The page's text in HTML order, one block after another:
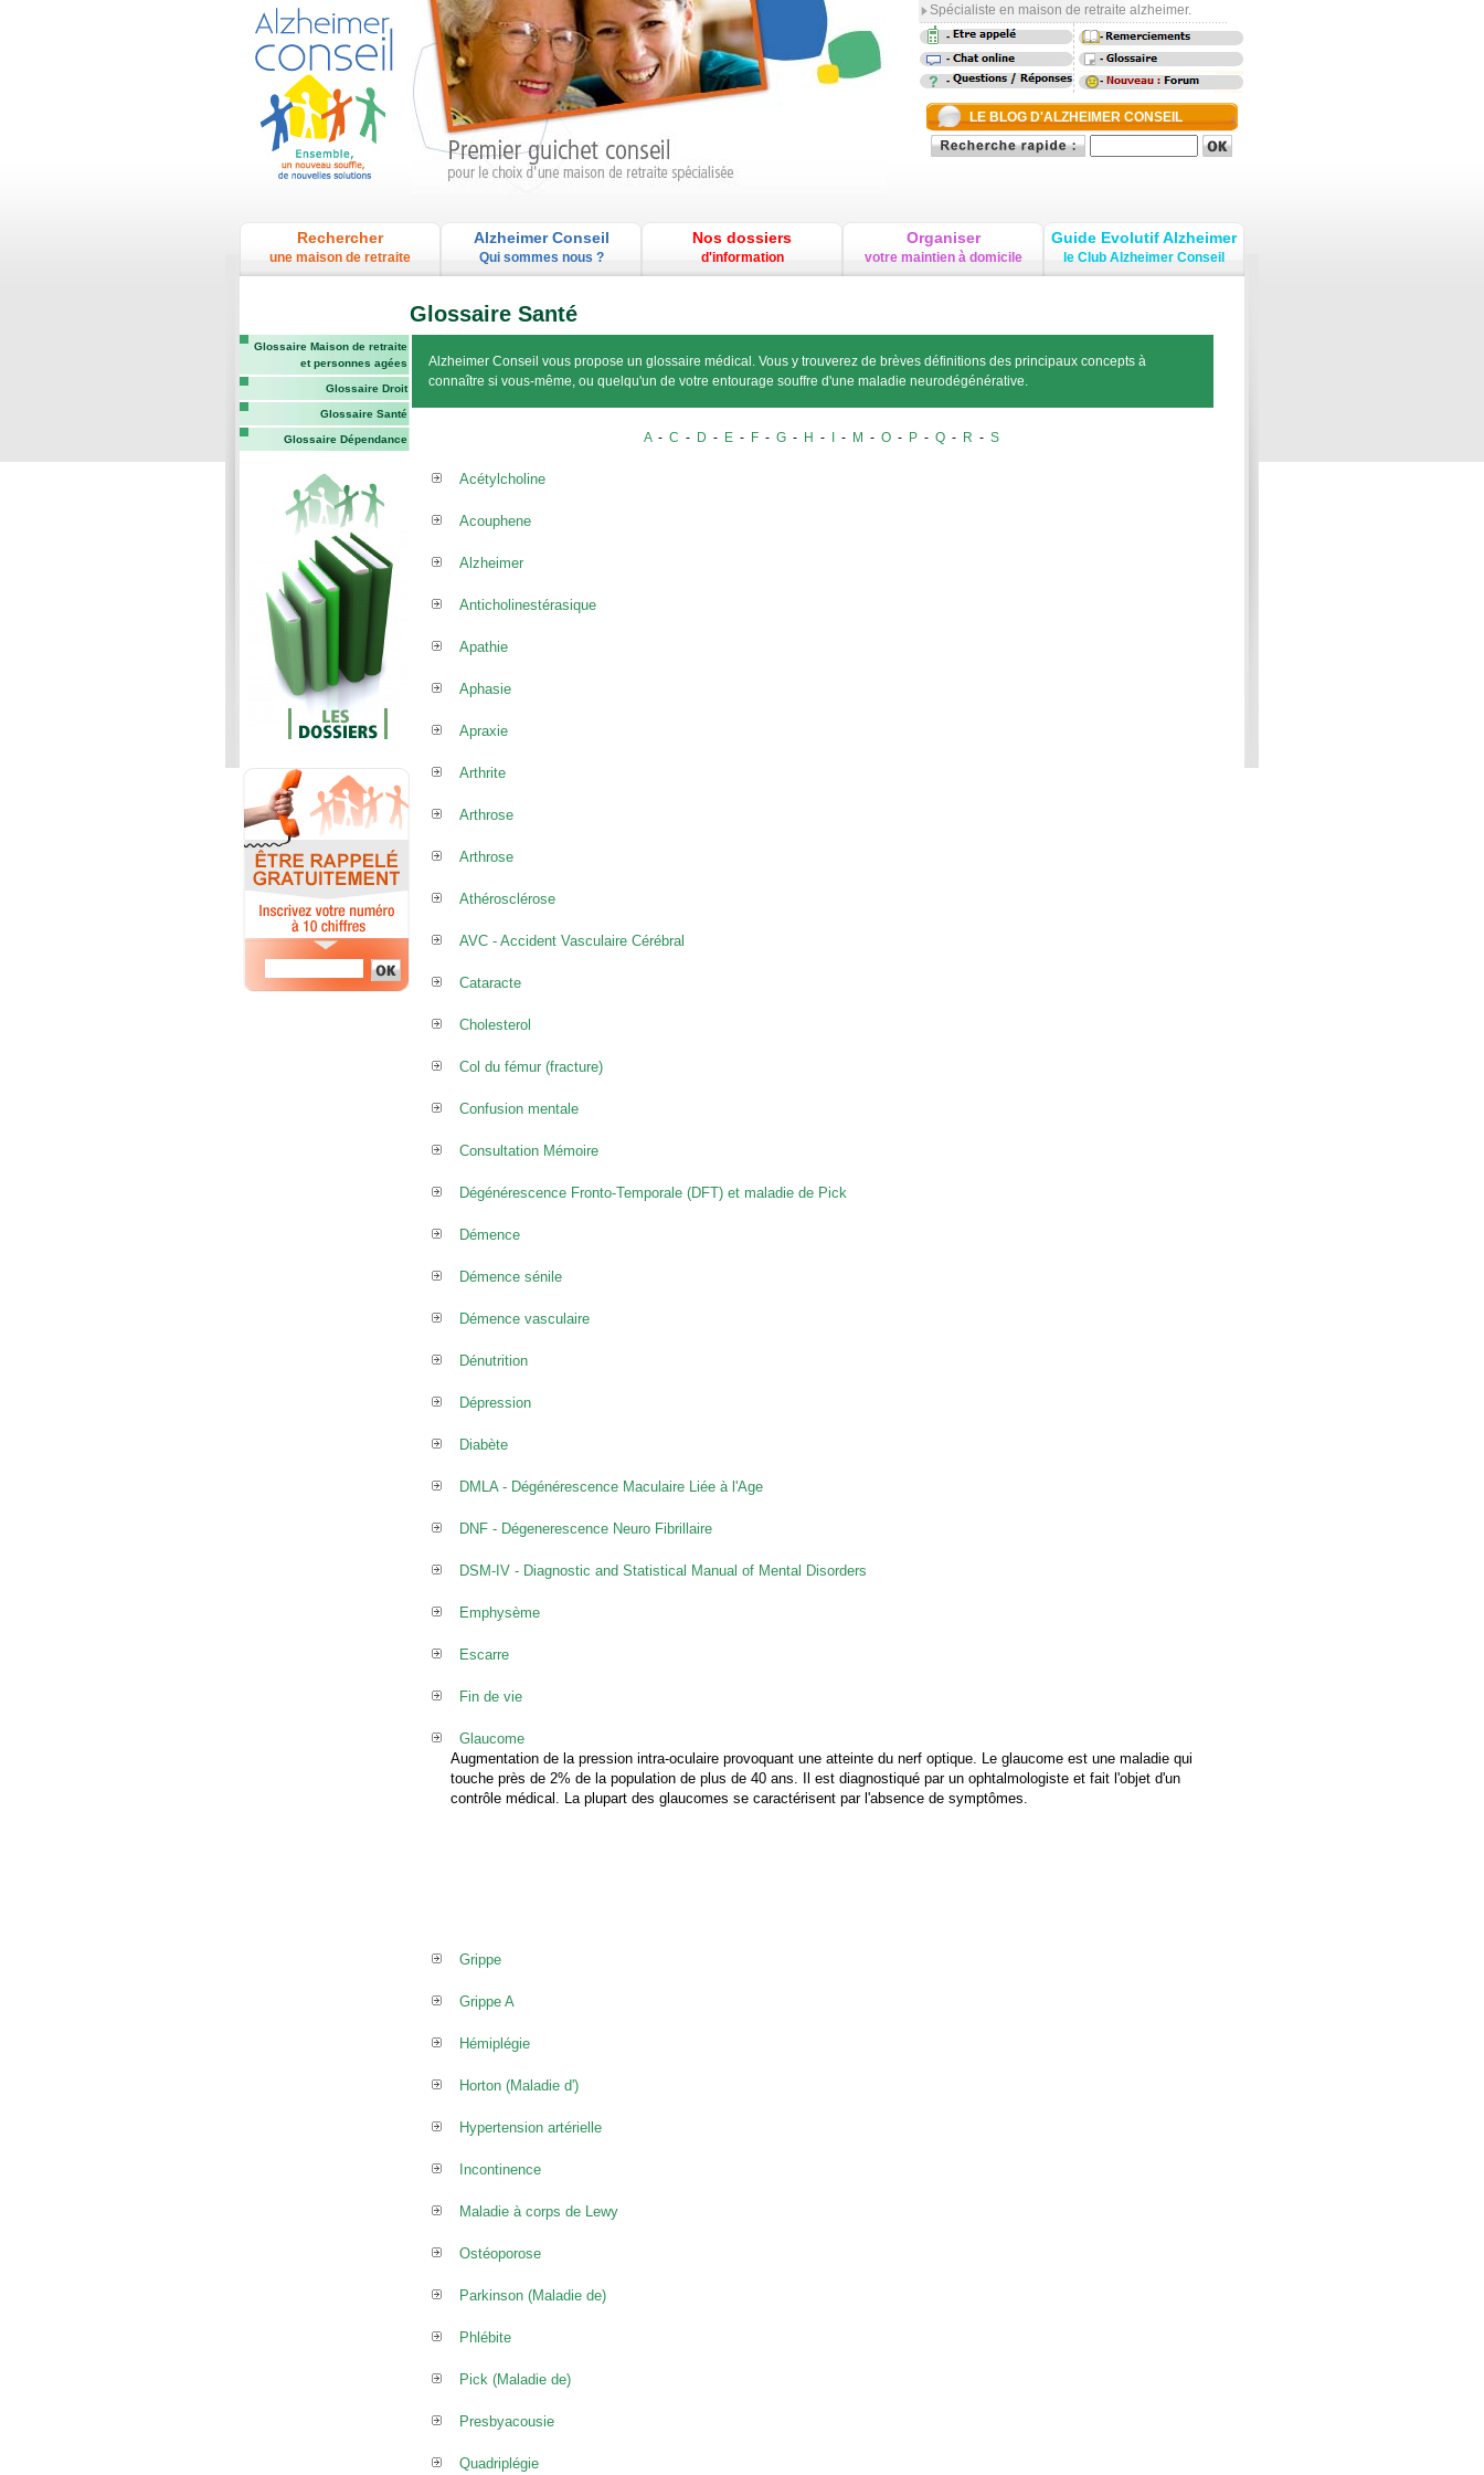
Spécialiste en maison de retraite alzheimer.
-
-
-
-
-
-
LE BLOG D'ALZHEIMER CONSEIL
Rechercher
une maison de retraite
Alzheimer Conseil
Qui sommes nous ?
Nos dossiers
d'information
Organiser
votre maintien à domicile
Guide Evolutif Alzheimer
le Club Alzheimer Conseil
Glossaire Santé
Glossaire Maison de retraite
et personnes agées
Glossaire Droit
Glossaire Santé
Glossaire Dépendance
Alzheimer Conseil vous propose un glossaire médical. Vous y trouverez de brèves définitions des principaux concepts à
connaître si vous-même, ou quelqu'un de votre entourage souffre d'une maladie neurodégénérative.
A- C - D - E- F- G- H - - M - O- P- Q- R - S
Acétylcholine
Acouphene
Alzheimer
Anticholinestérasique
Apathie
Aphasie
Apraxie
Arthrite
Arthrose
Arthrose
Athérosclérose
AVC - Accident Vasculaire Cérébral
Cataracte
Cholesterol
Col du fémur (fracture)
Confusion mentale
Consultation Mémoire
Dégénérescence Fronto-Temporale (DFT) et maladie de Pick
Démence
Démence sénile
Démence vasculaire
Dénutrition
Dépression
Diabète
DMLA - Dégénérescence Maculaire Liée à l'Age
DNF - Dégenerescence Neuro Fibrillaire
DSM-IV - Diagnostic and Statistical Manual of Mental Disorders
Emphysème
Escarre
Fin de vie
Glaucome
Augmentation de la pression intra-oculaire provoquant une atteinte du nerf optique. Le glaucome est une maladie qui
touche près de 2% de la population de plus de 40 ans. Il est diagnostiqué par un ophtalmologiste et fait l'objet d'un
contrôle médical. La plupart des glaucomes se caractérisent par l'absence de symptômes.
Grippe
Grippe A
Hémiplégie
Horton (Maladie d')
Hypertension artérielle
Incontinence
Maladie à corps de Lewy
Ostéoporose
Parkinson (Maladie de)
Phlébite
Pick (Maladie de)
Presbyacousie
Quadriplégie